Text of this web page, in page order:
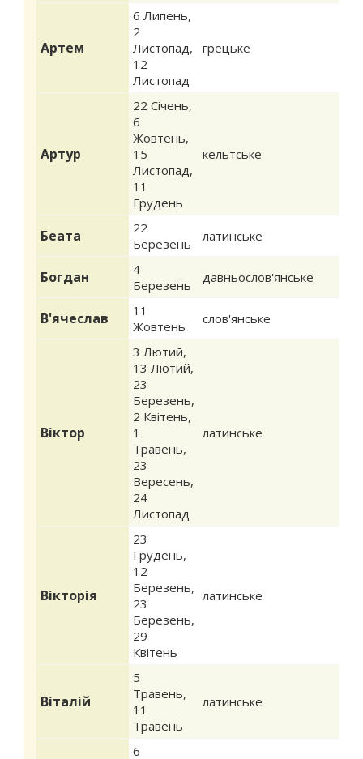
Артем
6 Липень,
2
Листопад,
12
Листопад
грецьке
Артур
22 Січень,
6
Жовтень,
15
Листопад,
11
Грудень
кельтське
Беата
22
Березень
латинське
Богдан
4
Березень
давньослов'янське
В'ячеслав
11
Жовтень
слов'янське
Віктор
3 Лютий,
13 Лютий,
23
Березень,
2 Квітень,
1
Травень,
23
Вересень,
24
Листопад
латинське
Вікторія
23
Грудень,
12
Березень,
23
Березень,
29
Квітень
латинське
Віталій
5
Травень,
11
Травень
латинське
6